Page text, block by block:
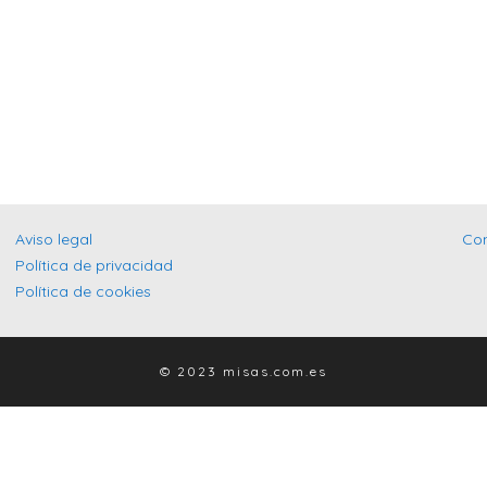
Aviso legal
Política de privacidad
Política de cookies
© 2023 misas.com.es